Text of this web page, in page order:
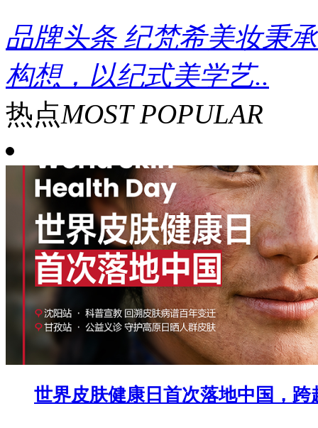
品牌头条 纪梵希美妆秉
构想，以纪式美学艺..
热点MOST POPULAR
世界皮肤健康日首次落地中国，